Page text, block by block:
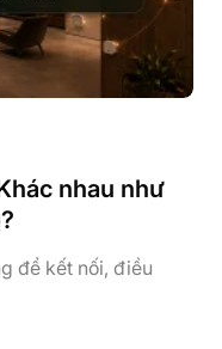
nhau như
để kết nối, điều